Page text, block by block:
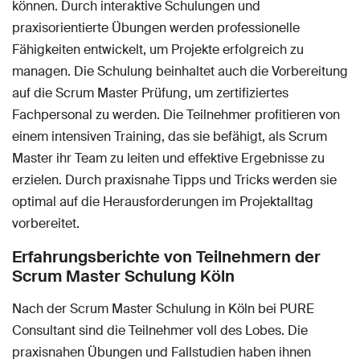
können. Durch interaktive Schulungen und
praxisorientierte Übungen werden professionelle
Fähigkeiten entwickelt, um Projekte erfolgreich zu
managen. Die Schulung beinhaltet auch die Vorbereitung
auf die Scrum Master Prüfung, um zertifiziertes
Fachpersonal zu werden. Die Teilnehmer profitieren von
einem intensiven Training, das sie befähigt, als Scrum
Master ihr Team zu leiten und effektive Ergebnisse zu
erzielen. Durch praxisnahe Tipps und Tricks werden sie
optimal auf die Herausforderungen im Projektalltag
vorbereitet.
Erfahrungsberichte von Teilnehmern der
Scrum Master Schulung Köln
Nach der Scrum Master Schulung in Köln bei PURE
Consultant sind die Teilnehmer voll des Lobes. Die
praxisnahen Übungen und Fallstudien haben ihnen